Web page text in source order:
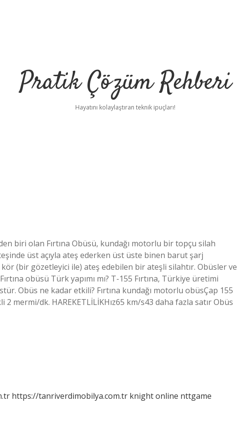
Pratik Çözüm Rehberi
Hayatını kolaylaştıran teknik ipuçları!
biri olan Fırtına Obüsü, kundağı motorlu bir topçu silah
üst açıyla ateş ederken üst üste binen barut şarj
(bir gözetleyici ile) ateş edebilen bir ateşli silahtır. Obüsler ve
obüsü Türk yapımı mı? T-155 Fırtına, Türkiye üretimi
Obüs ne kadar etkili? Fırtına kundağı motorlu obüsÇap 155
mermi/dk. HAREKETLİLİKHız65 km/s43 daha fazla satır Obüs
https://tanriverdimobilya.com.tr knight online nttgame